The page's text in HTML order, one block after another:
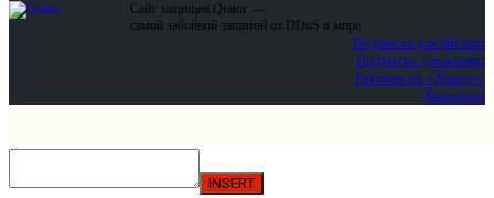
Сайт защищен Qrator —
самой забойной защитой от DDoS в мире
Подписка для физлиц
Подписка для юрлиц
Реклама на «Хакере»
Контакты
INSERT